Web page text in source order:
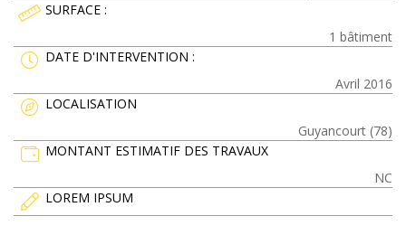
CONTACT
SURFACE :
1 bâtiment
DATE D'INTERVENTION :
Avril 2016
LOCALISATION
Guyancourt (78)
MONTANT ESTIMATIF DES TRAVAUX
NC
LOREM IPSUM